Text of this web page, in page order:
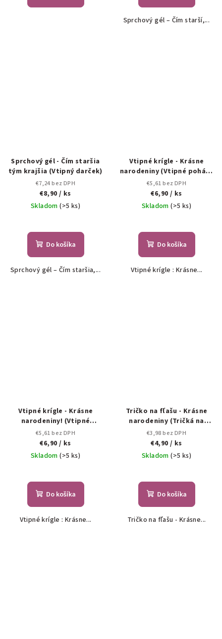
Sprchový gél – Čím starší,...
Sprchový gél - Čím staršia
tým krajšia (Vtipný darček)
€7,24 bez DPH
€8,90 / ks
Skladom(>5 ks)
Do košíka
Sprchový gél – Čím staršia,...
Vtipné krígle - Krásne
narodeniny (Vtipné poháre
na pivo )
€5,61 bez DPH
€6,90 / ks
Skladom(>5 ks)
Do košíka
Vtipné krígle : Krásne...
Vtipné krígle - Krásne
narodeniny! (Vtipné
poháre na pivo )
€5,61 bez DPH
€6,90 / ks
Skladom(>5 ks)
Do košíka
Vtipné krígle : Krásne...
Tričko na fľašu - Krásne
narodeniny (Tričká na
fľašu)
€3,98 bez DPH
€4,90 / ks
Skladom(>5 ks)
Do košíka
Tričko na fľašu - Krásne...